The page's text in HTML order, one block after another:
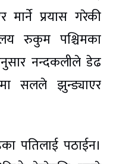
प्रयास गरेकी
रुकुम पश्चिमका
नन्दकलीले डेढ
सलले झुन्ड्याएर
पतिलाई पठाईन।